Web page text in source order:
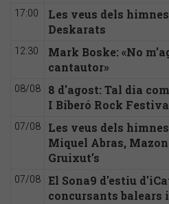
17:00
Les veus dels
Deskarats
12:30
Mark Boske: «No
cantautor»
08/08
8 d'agost: Tal dia
I Biberó Rock
07/08
Les veus dels
Miquel Abras,
Gruixut’s
07/08
El Sona9 d'estiu
concursants balears